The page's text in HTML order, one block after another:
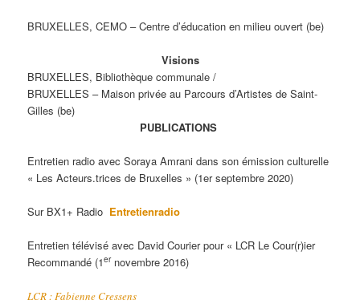
BRUXELLES, CEMO – Centre d’éducation en milieu ouvert (be)
Visions
BRUXELLES, Bibliothèque communale /
BRUXELLES – Maison privée au Parcours d’Artistes de Saint-
Gilles (be)
PUBLICATIONS
Entretien radio avec Soraya Amrani dans son émission culturelle
« Les Acteurs.trices de Bruxelles » (1er septembre 2020)
Sur BX1+ Radio Entretienradio
Entretien télévisé avec David Courier pour « LCR Le Cour(r)ier
Recommandé (1ernovembre 2016)
LCR : Fabienne Cressens